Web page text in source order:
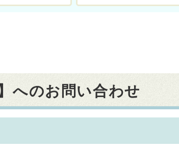
へのお問い合わせ